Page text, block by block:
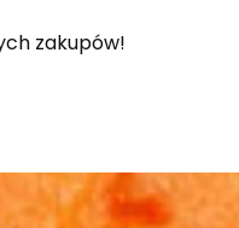
zakupów!